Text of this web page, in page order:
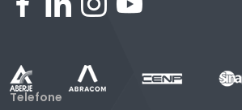
Telefone